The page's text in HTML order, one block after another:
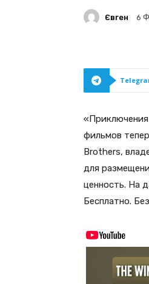
Євген 6
фильмов
Brothers,
для
ценность. На
Бесплатно.